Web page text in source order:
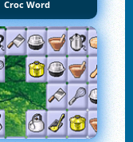
Croc Word